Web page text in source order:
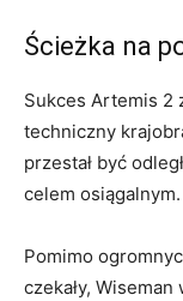
Ścieżka na
Sukces Artemis 2
techniczny
przestał być
celem osiągalnym.
Pomimo
czekały,